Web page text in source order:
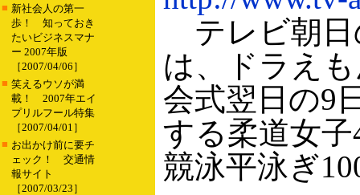
■ 新社会人の第一
歩！ 知っておき
たいビジネスマナ
ー 2007年版
［2007/04/06］
■ 笑えるウソが満
載！ 2007年エイ
プリルフール特集
［2007/04/01］
■ お出かけ前に要チ
ェック！ 交通情
報サイト
［2007/03/23］
テレビ朝日
は、ドラえ
会式翌日の9
する柔道女
競泳平泳ぎ